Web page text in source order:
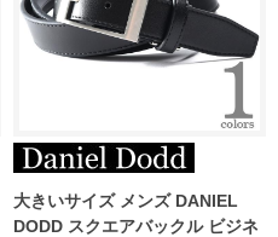
大きいサイズ メンズ DANIEL
DODD スクエアバックル ビジネ